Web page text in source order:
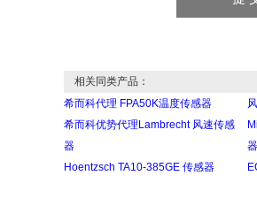
相关同类产品：
希而科代理 FPA50K温度传感器
希而科优势代理Lambrecht 风速传感
器
器
Hoentzsch TA10-385GE 传感器